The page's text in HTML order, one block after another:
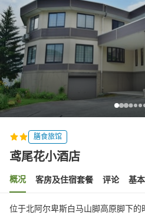
膳食旅馆
鸢尾花小酒店
概况 客房及住宿套餐 评论 基
位于北阿尔卑斯白马山脚高原脚下